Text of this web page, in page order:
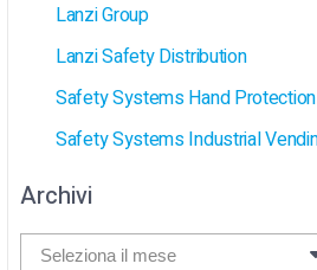
Lanzi Group
Lanzi Safety Distribution
Safety Systems Hand Protection
Safety Systems Industrial
Archivi
Archivi